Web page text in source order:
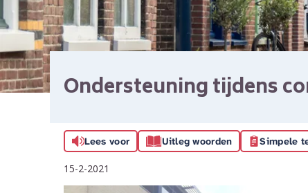
Ondersteuning tijdens
Lees voor Uitleg woorden Simpele
15-2-2021